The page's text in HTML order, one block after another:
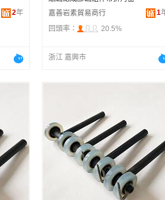
2年
嘉善岩素貿易商行
1
回頭率：
20.5%
浙江 嘉興市